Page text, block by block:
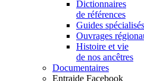
Dictionnaires
de références
Guides spécialisés
Ouvrages
Histoire et vie
de nos ancêtres
Documentaires
Entraide Facebook